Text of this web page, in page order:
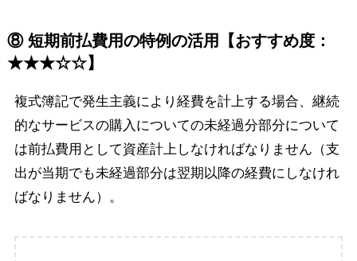
⑧ 短期前払費用の特例の活用【おすすめ度：
★★★☆☆】
複式簿記で発生主義により経費を計上する場合、継続
的なサービスの購入についての未経過分部分について
は前払費用として資産計上しなければなりません（支
出が当期でも未経過部分は翌期以降の経費にしなけれ
ばなりません）。